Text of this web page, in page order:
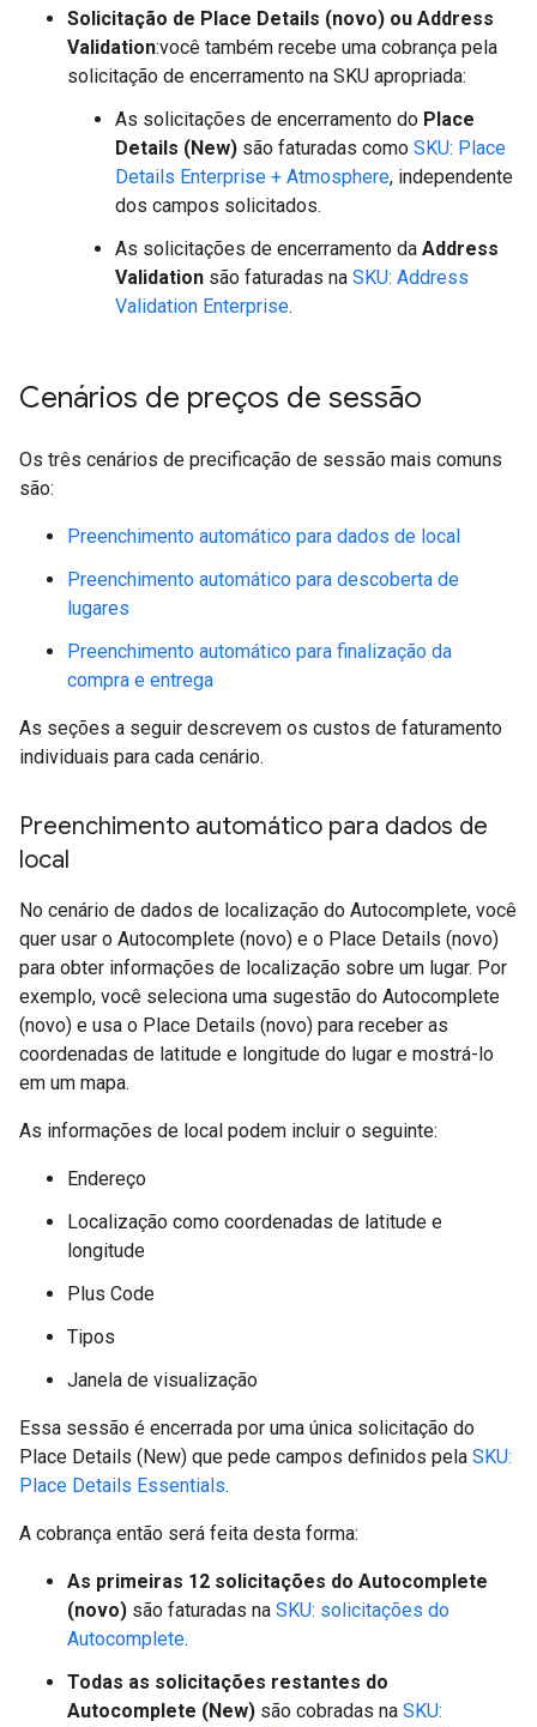
Solicitação de Place Details (novo) ou Address
Validation:você também recebe uma cobrança pela
solicitação de encerramento na SKU apropriada:
As solicitações de encerramento do Place
Details (New) são faturadas como SKU: Place
Details Enterprise + Atmosphere, independente
dos campos solicitados.
As solicitações de encerramento da Address
Validation são faturadas na SKU: Address
Validation Enterprise.
Cenários de preços de sessão
Os três cenários de precificação de sessão mais comuns
são:
Preenchimento automático para dados de local
Preenchimento automático para descoberta de
lugares
Preenchimento automático para finalização da
compra e entrega
As seções a seguir descrevem os custos de faturamento
individuais para cada cenário.
Preenchimento automático para dados de
local
No cenário de dados de localização do Autocomplete, você
quer usar o Autocomplete (novo) e o Place Details (novo)
para obter informações de localização sobre um lugar. Por
exemplo, você seleciona uma sugestão do Autocomplete
(novo) e usa o Place Details (novo) para receber as
coordenadas de latitude e longitude do lugar e mostrá-lo
em um mapa.
As informações de local podem incluir o seguinte:
Endereço
Localização como coordenadas de latitude e
longitude
Plus Code
Tipos
Janela de visualização
Essa sessão é encerrada por uma única solicitação do
Place Details (New) que pede campos definidos pela SKU:
Place Details Essentials.
A cobrança então será feita desta forma:
As primeiras 12 solicitações do Autocomplete
(novo) são faturadas na SKU: solicitações do
Autocomplete.
Todas as solicitações restantes do
Autocomplete (New) são cobradas na SKU: